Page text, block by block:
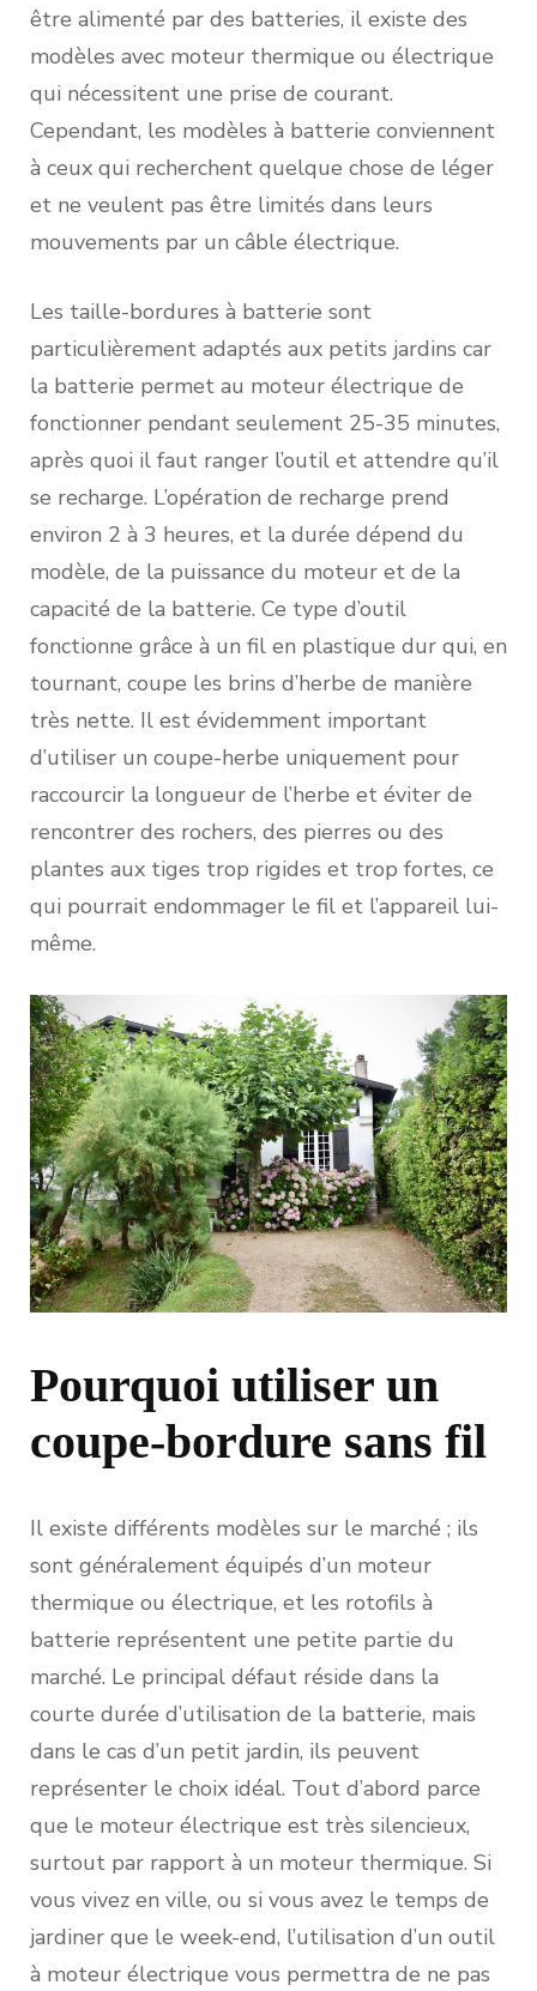
être alimenté par des batteries, il existe des
modèles avec moteur thermique ou électrique
qui nécessitent une prise de courant.
Cependant, les modèles à batterie conviennent
à ceux qui recherchent quelque chose de léger
et ne veulent pas être limités dans leurs
mouvements par un câble électrique.
Les taille-bordures à batterie sont
particulièrement adaptés aux petits jardins car
la batterie permet au moteur électrique de
fonctionner pendant seulement 25-35 minutes,
après quoi il faut ranger l’outil et attendre qu’il
se recharge. L’opération de recharge prend
environ 2 à 3 heures, et la durée dépend du
modèle, de la puissance du moteur et de la
capacité de la batterie. Ce type d’outil
fonctionne grâce à un fil en plastique dur qui, en
tournant, coupe les brins d’herbe de manière
très nette. Il est évidemment important
d’utiliser un coupe-herbe uniquement pour
raccourcir la longueur de l’herbe et éviter de
rencontrer des rochers, des pierres ou des
plantes aux tiges trop rigides et trop fortes, ce
qui pourrait endommager le fil et l’appareil lui-
même.
Pourquoi utiliser un
coupe-bordure sans fil
Il existe différents modèles sur le marché ; ils
sont généralement équipés d’un moteur
thermique ou électrique, et les rotofils à
batterie représentent une petite partie du
marché. Le principal défaut réside dans la
courte durée d’utilisation de la batterie, mais
dans le cas d’un petit jardin, ils peuvent
représenter le choix idéal. Tout d’abord parce
que le moteur électrique est très silencieux,
surtout par rapport à un moteur thermique. Si
vous vivez en ville, ou si vous avez le temps de
jardiner que le week-end, l’utilisation d’un outil
à moteur électrique vous permettra de ne pas